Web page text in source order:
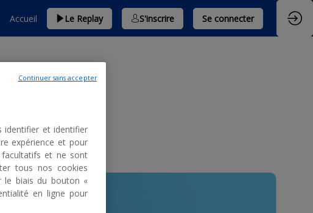
Accueil Le Replay S'inscrire Se connecter
identifier et identifier
expérience et pour
et ne sont
tous nos cookies
le biais du bouton «
en ligne pour
Continuer sans accepter